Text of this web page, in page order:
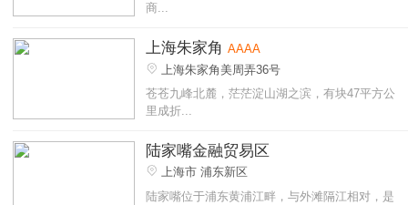
商...
上海朱家角 AAAA
上海朱家角美周弄36号
苍苍九峰北麓，茫茫淀山湖之滨，有块47平方公
里成折...
陆家嘴金融贸易区
上海市 浦东新区
陆家嘴位于浦东黄浦江畔，与外滩隔江相对，是